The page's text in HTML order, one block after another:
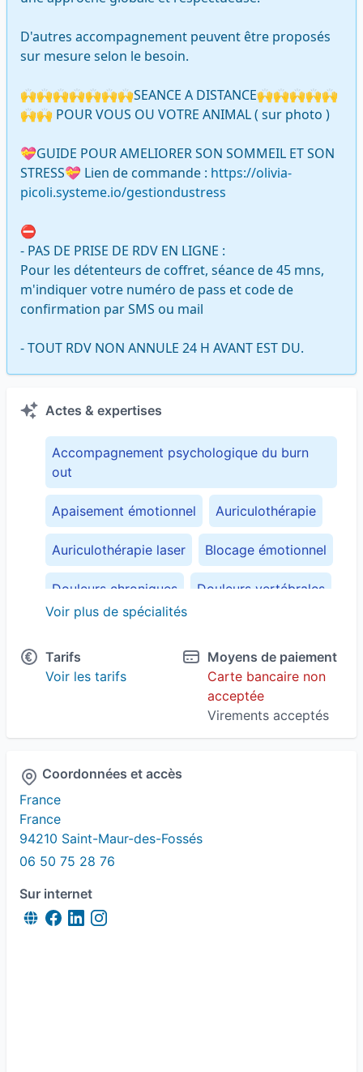
D'autres accompagnement peuvent être proposés
sur mesure selon le besoin.
🙌🙌🙌🙌🙌🙌🙌SEANCE A DISTANCE🙌🙌🙌🙌🙌
🙌🙌 POUR VOUS OU VOTRE ANIMAL ( sur photo )
💝GUIDE POUR AMELIORER SON SOMMEIL ET SON
STRESS💝 Lien de commande : https://olivia-
picoli.systeme.io/gestiondustress
⛔️
- PAS DE PRISE DE RDV EN LIGNE :
Pour les détenteurs de coffret, séance de 45 mns,
m'indiquer votre numéro de pass et code de
confirmation par SMS ou mail
- TOUT RDV NON ANNULE 24 H AVANT EST DU.
Actes & expertises
Accompagnement psychologique du burn
out
Apaisement émotionnel Auriculothérapie
Auriculothérapie laser Blocage émotionnel
Douleurs chroniques Douleurs vertébrales
Hypnose Hypnose humaniste
Les blessures de l'enfance
Réflexologie faciale
Soin énergétique
Soins de support oncologique
Voir plus de spécialités
Tarifs
Voir les tarifs
Moyens de paiement
Carte bancaire non
acceptée
Virements acceptés
Coordonnées et accès
France
France
94210 Saint-Maur-des-Fossés
06 50 75 28 76
Sur internet